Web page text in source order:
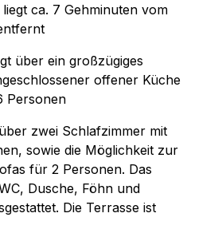
ca. 7 Gehminuten vom
über ein großzügiges
offener Küche
Personen
zwei Schlafzimmer mit
sowie die Möglichkeit zur
für 2 Personen. Das
Dusche, Föhn und
Die Terrasse ist